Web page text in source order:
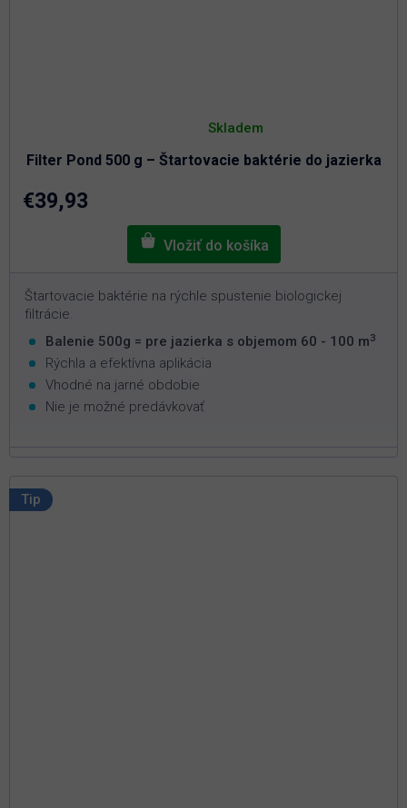
Filter Pond 500 g – Štartovacie baktérie do jazierka
hodnotenie
je
5,0
Skladem
€39,93
Štartovacie baktérie na rýchle spustenie biologickej
filtrácie.
Balenie 500g = pre jazierka s objemom 60 - 100 m3
Rýchla a efektívna aplikácia
Vhodné na jarné obdobie
Nie je možné predávkovať
Tip